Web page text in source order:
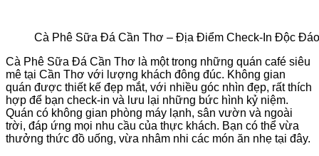
Cà Phê Sữa Đá Cần Thơ – Địa Điểm Check-In Độc Đáo
Cà Phê Sữa Đá Cần Thơ là một trong những quán café siêu
mê tại Cần Thơ với lượng khách đông đúc. Không gian
quán được thiết kế đẹp mắt, với nhiều góc nhìn đẹp, rất thích
hợp để bạn check-in và lưu lại những bức hình kỷ niệm.
Quán có không gian phòng máy lạnh, sân vườn và ngoài
trời, đáp ứng mọi nhu cầu của thực khách. Bạn có thể vừa
thưởng thức đồ uống, vừa nhâm nhi các món ăn nhẹ tại đây.